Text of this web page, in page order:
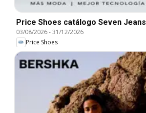
Price Shoes catálogo Seven Jeans
03/08/2026-31/12/2026
Price Shoes